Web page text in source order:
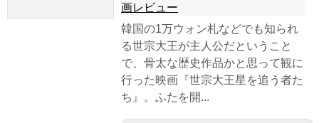
画レビュー
韓国の1万ウォン札などでも知られ
る世宗大王が主人公だということ
で、骨太な歴史作品かと思って観に
行った映画『世宗大王星を追う者た
ち』。ふたを開...